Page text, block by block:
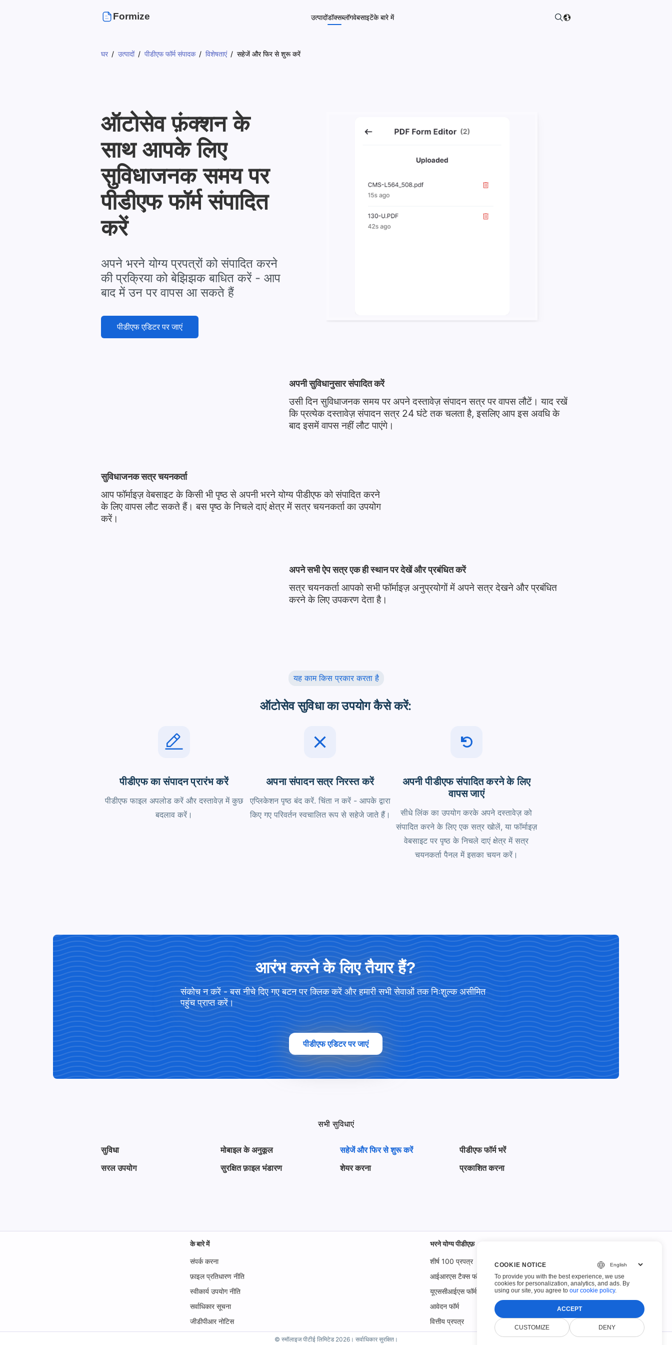
Formize उत्पादोंडॉक्सब्लॉगवेबसाइटेंके बारे में
घर उत्पादों पीडीएफ फॉर्म संपादक विशेषताएं सहेजें और फिर से शुरू करें
ऑटोसेव फ़ंक्शन के
साथ आपके लिए
सुविधाजनक समय पर
पीडीएफ फॉर्म संपादित
करें
अपने भरने योग्य प्रपत्रों को संपादित करने
की प्रक्रिया को बेझिझक बाधित करें - आप
बाद में उन पर वापस आ सकते हैं
पीडीएफ एडिटर पर जाएं
अपनी सुविधानुसार संपादित करें
उसी दिन सुविधाजनक समय पर अपने दस्तावेज़ संपादन सत्र पर वापस लौटें। याद रखें
कि प्रत्येक दस्तावेज़ संपादन सत्र 24 घंटे तक चलता है, इसलिए आप इस अवधि के
बाद इसमें वापस नहीं लौट पाएंगे।
सुविधाजनक सत्र चयनकर्ता
आप फॉर्माइज़ वेबसाइट के किसी भी पृष्ठ से अपनी भरने योग्य पीडीएफ को संपादित करने
के लिए वापस लौट सकते हैं। बस पृष्ठ के निचले दाएं क्षेत्र में सत्र चयनकर्ता का उपयोग
करें।
अपने सभी ऐप सत्र एक ही स्थान पर देखें और प्रबंधित करें
सत्र चयनकर्ता आपको सभी फॉर्माइज़ अनुप्रयोगों में अपने सत्र देखने और प्रबंधित
करने के लिए उपकरण देता है।
यह काम किस प्रकार करता है
ऑटोसेव सुविधा का उपयोग कैसे करें:
पीडीएफ का संपादन प्रारंभ करें
पीडीएफ फाइल अपलोड करें और दस्तावेज़ में कुछ
बदलाव करें।
अपना संपादन सत्र निरस्त करें
एप्लिकेशन पृष्ठ बंद करें. चिंता न करें - आपके द्वारा
किए गए परिवर्तन स्वचालित रूप से सहेजे जाते हैं।
अपनी पीडीएफ संपादित करने के लिए
वापस जाएं
सीधे लिंक का उपयोग करके अपने दस्तावेज़ को
संपादित करने के लिए एक सत्र खोलें, या फॉर्माइज़
वेबसाइट पर पृष्ठ के निचले दाएं क्षेत्र में सत्र
चयनकर्ता पैनल में इसका चयन करें।
आरंभ करने के लिए तैयार हैं?
संकोच न करें - बस नीचे दिए गए बटन पर क्लिक करें और हमारी सभी सेवाओं तक निःशुल्क असीमित
पहुंच प्राप्त करें।
पीडीएफ एडिटर पर जाएं
सभी सुविधाएं
सुविधा
सरल उपयोग
मोबाइल के अनुकूल
सुरक्षित फ़ाइल भंडारण
सहेजें और फिर से शुरू करें
शेयर करना
पीडीएफ फॉर्म भरें
प्रकाशित करना
के बारे में
संपर्क करना
फ़ाइल प्रतिधारण नीति
स्वीकार्य उपयोग नीति
सर्वाधिकार सूचना
जीडीपीआर नोटिस
भरने योग्य पीडीएफ़
शीर्ष 100 प्रपत्र
आईआरएस टैक्स फॉर्म
यूएससीआईएस फॉर्म
आवेदन फॉर्म
वित्तीय प्रपत्र
© स्मॉलाइज पीटीई लिमिटेड 2026। सर्वाधिकार सुरक्षित।
COOKIE NOTICE
To provide you with the best experience, we use
cookies for personalization, analytics, and ads. By
using our site, you agree to our cookie policy.
ACCEPT
CUSTOMIZE DENY